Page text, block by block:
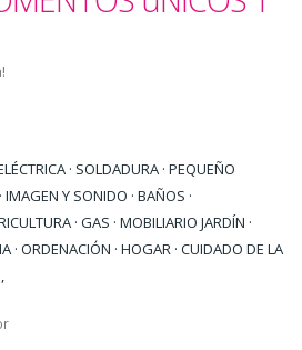
· SOLDADURA · PEQUEÑO
IMAGEN Y SONIDO · BAÑOS ·
· GAS · MOBILIARIO JARDÍN ·
· ORDENACIÓN · HOGAR · CUIDADO DE LA